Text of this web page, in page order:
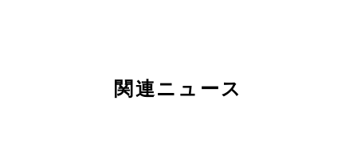
関連ニュース